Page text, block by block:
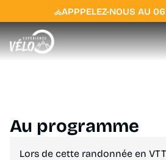
APPPELEZ-NOUS AU
Lescheraines - Arith - Le
Rando en
Au programme
Lors de cette randonnée en